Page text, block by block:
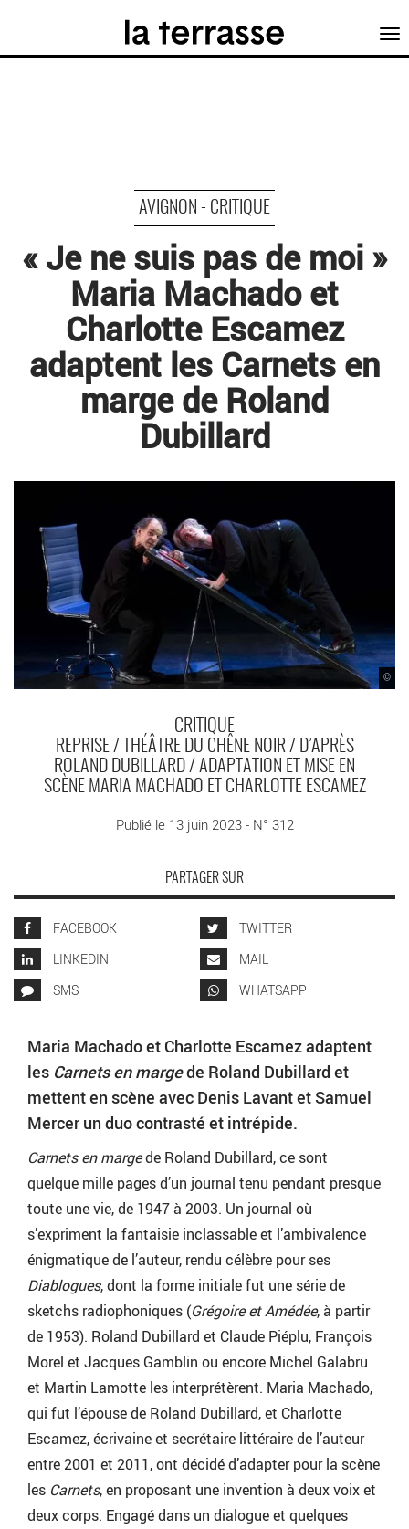
AVIGNON - CRITIQUE
« Je ne suis pas de moi »
Maria Machado et
Charlotte Escamez
adaptent les Carnets en
marge de Roland
Dubillard
©
CRITIQUE
REPRISE / THÉÂTRE DU CHÊNE NOIR / D’APRÈS
ROLAND DUBILLARD / ADAPTATION ET MISE EN
SCÈNE MARIA MACHADO ET CHARLOTTE ESCAMEZ
Publié le 13 juin 2023 - N° 312
PARTAGER SUR
FACEBOOK
TWITTER
LINKEDIN
MAIL
SMS
WHATSAPP
Maria Machado et Charlotte Escamez adaptent
les Carnets en margede Roland Dubillard et
mettent en scène avec Denis Lavant et Samuel
Mercer un duo contrasté et intrépide.
Carnets en margede Roland Dubillard, ce sont
quelque mille pages d’un journal tenu pendant presque
toute une vie, de 1947 à 2003. Un journal où
s’expriment la fantaisie inclassable et l’ambivalence
énigmatique de l’auteur, rendu célèbre pour ses
Diablogues, dont la forme initiale fut une série de
sketchs radiophoniques (Grégoire et Amédée, à partir
de 1953). Roland Dubillard et Claude Piéplu, François
Morel et Jacques Gamblin ou encore Michel Galabru
et Martin Lamotte les interprétèrent. Maria Machado,
qui fut l’épouse de Roland Dubillard, et Charlotte
Escamez, écrivaine et secrétaire littéraire de l’auteur
entre 2001 et 2011, ont décidé d’adapter pour la scène
les Carnets, en proposant une invention à deux voix et
deux corps. Engagé dans un dialogue et quelques